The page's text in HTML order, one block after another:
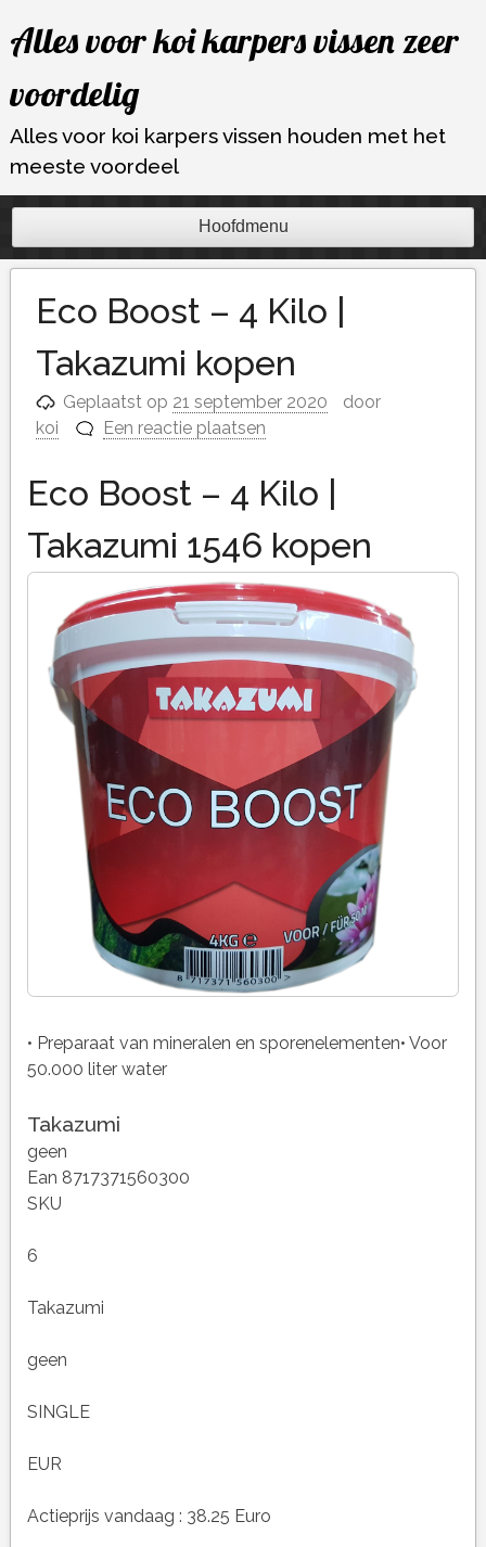
naar
inhoud
Alles voor koi karpers vissen zeer
voordelig
Alles voor koi karpers vissen houden met het
meeste voordeel
Hoofdmenu
Eco Boost – 4 Kilo |
Takazumi kopen
Geplaatst op 21 september 2020
door
koi
Een reactie plaatsen
Eco Boost – 4 Kilo |
Takazumi 1546 kopen
• Preparaat van mineralen en sporenelementen• Voor
50.000 liter water
Takazumi
geen
Ean 8717371560300
SKU
6
Takazumi
geen
SINGLE
EUR
Actieprijs vandaag : 38.25 Euro